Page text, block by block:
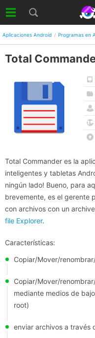
Aplicaciones Android Programas en
Total
Total Commander es la
inteligentes y tabletas
ningún lado! Bueno, para
brevemente, es el gerente
con archivos con un
file Explorer.
Características:
Copiar/Mover/
Copiar/Mover/
mediante medios de
root)
enviar archivos a través